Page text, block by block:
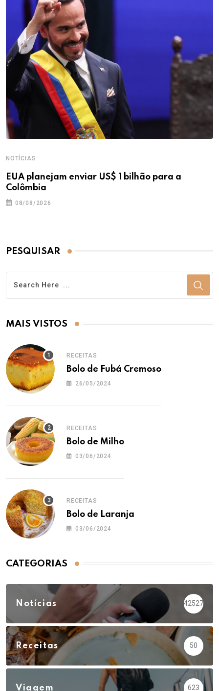
NOTÍCIAS
EUA planejam enviar US$ 1 bilhão para a
Colômbia
08/08/2026
PESQUISAR
MAIS VISTOS
RECEITAS
Bolo de Fubá Cremoso
26/05/2024
RECEITAS
Bolo de Milho
03/06/2024
RECEITAS
Bolo de Laranja
03/06/2024
CATEGORIAS
Notícias 42527
Receitas 50
Viagem 623